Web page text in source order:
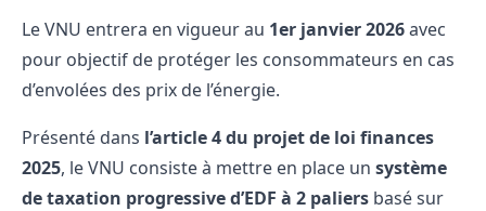
Le VNU entrera en vigueur au 1er janvier 2026avec
pour objectif de protéger les consommateurs en cas
d’envolées des prix de l’énergie.
Présenté dans l’article 4 du projet de loi finances
2025, le VNU consiste à mettre en place un système
de taxation progressive d’EDF à 2 paliers basé sur